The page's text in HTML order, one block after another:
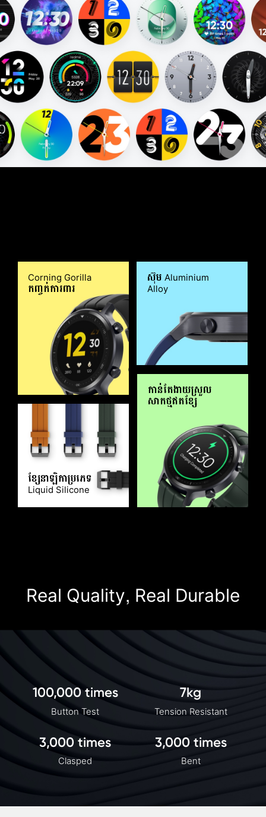
Corning Gorilla
កញ្ចក់ការពារ
ស៊ុម Aluminium
Alloy
ខ្សែនាឡិកាប្រភេទ
Liquid Silicone
កាន់តែងាយស្រួល
សាកថ្មឥតខ្សែ
Real Quality, Real Durable
100,000 times
Button Test
7kg
Tension Resistant
3,000 times
Clasped
3,000 times
Bent